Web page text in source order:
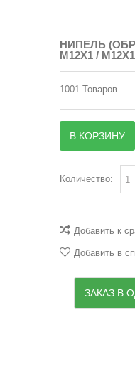
НИПЕЛЬ
M12X1 / M12X1
1001 Товаров
В КОРЗИНУ
Количество:
Добавить к
Добавить в
ЗАКАЗ В